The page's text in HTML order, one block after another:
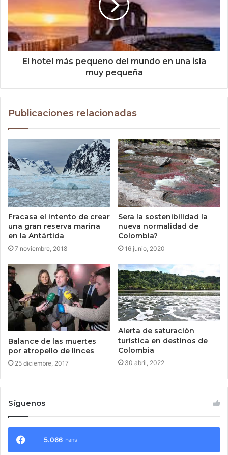
El hotel más pequeño del mundo en una isla
muy pequeña
Publicaciones relacionadas
Fracasa el intento de crear
una gran reserva marina
en la Antártida
7 noviembre, 2018
Sera la sostenibilidad la
nueva normalidad de
Colombia?
16 junio, 2020
Balance de las muertes
por atropello de linces
25 diciembre, 2017
Alerta de saturación
turística en destinos de
Colombia
30 abril, 2022
Síguenos
5.066 Fans